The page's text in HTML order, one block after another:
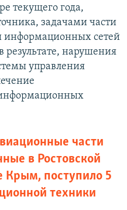
текущего года,
задачами части
информационных сетей
результате, нарушения
управления
части
в Ростовской
Крым, поступило 5
техники